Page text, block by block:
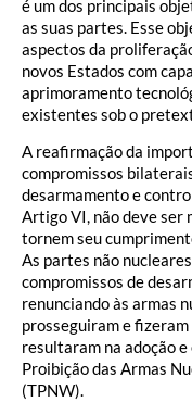
é um dos principais
as suas partes. Esse
aspectos da
novos Estados com
aprimoramento
existentes sob o
A reafirmação da
compromissos
desarmamento e
Artigo VI, não deve ser
tornem seu
As partes não
compromissos de
renunciando às armas
prosseguiram e
resultaram na adoção
Proibição das Armas
(TPNW).